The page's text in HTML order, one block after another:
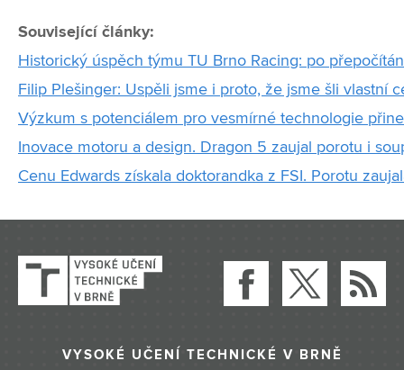
Související články:
Historický úspěch týmu TU Brno Racing: po
Filip Plešinger: Uspěli jsme i proto, že jsme šli vlastní
Výzkum s potenciálem pro vesmírné technologie
Inovace motoru a design. Dragon 5 zaujal porotu i
Cenu Edwards získala doktorandka z FSI. Porotu
VYSOKÉ UČENÍ TECHNICKÉ V BRNĚ